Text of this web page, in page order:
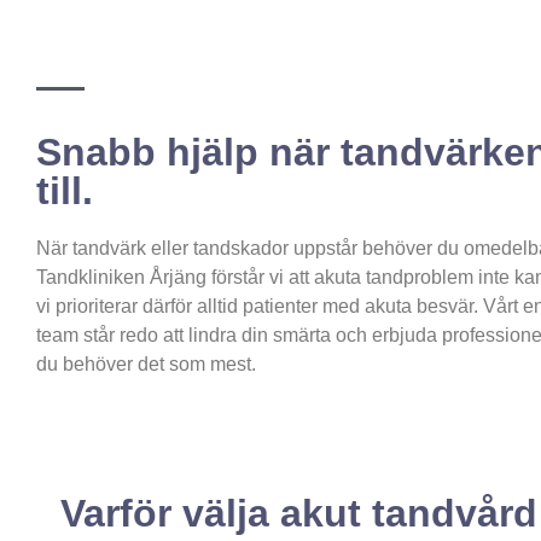
Snabb hjälp när
till.
När tandvärk eller tandskador uppstår behöver du
Tandkliniken Årjäng förstår vi att akuta tandproblem inte
vi prioriterar därför alltid patienter med akuta besvär. Vårt
team står redo att lindra din smärta och erbjuda
du behöver det som mest.
Varför välja akut